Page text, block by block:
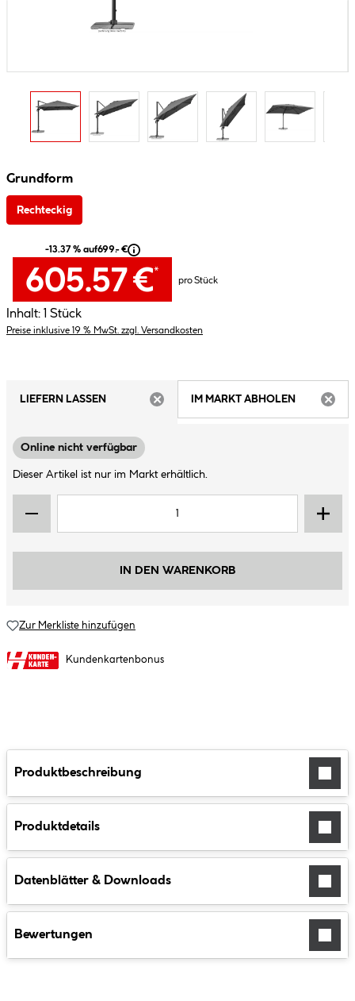
Grundform
Rechteckig
-13.37 % auf699.- €
605.57 €*
pro Stück
Inhalt: 1 Stück
Preise inklusive 19 % MwSt. zzgl. Versandkosten
LIEFERN LASSEN
IM MARKT ABHOLEN
Online nicht verfügbar
Dieser Artikel ist nur im Markt erhältlich.
IN DEN WARENKORB
Zur Merkliste hinzufügen
Kundenkartenbonus
Produktbeschreibung
Produktdetails
Datenblätter & Downloads
Bewertungen